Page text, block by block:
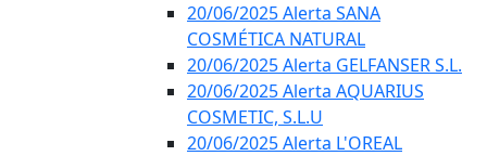
20/06/2025 Alerta SANA
COSMÉTICA NATURAL
20/06/2025 Alerta GELFANSER S.L.
20/06/2025 Alerta AQUARIUS
COSMETIC, S.L.U
20/06/2025 Alerta L'OREAL